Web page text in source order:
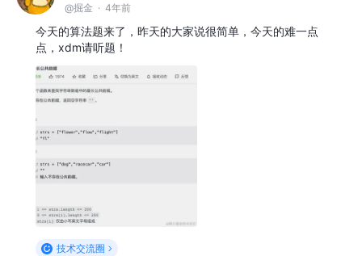
@掘金 · 4年前
今天的算法题来了，昨天的大家说很简单，今天的难一点
点，xdm请听题！
技术交流圈